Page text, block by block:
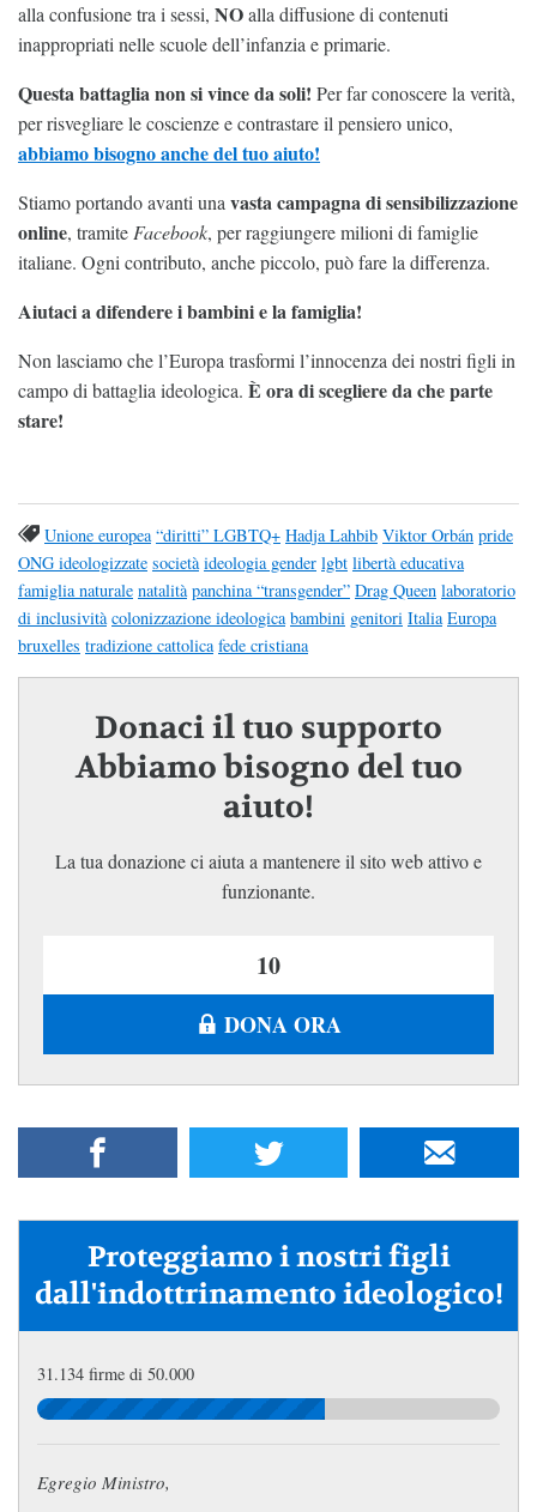
alla confusione tra i sessi, NOalla diffusione di contenuti
inappropriati nelle scuole dell’infanzia e primarie.
Questa battaglia non si vince da soli! Per far conoscere la verità,
per risvegliare le coscienze e contrastare il pensiero unico,
abbiamo bisogno anche del tuo aiuto!
Stiamo portando avanti una vasta campagna di sensibilizzazione
online, tramite Facebook, per raggiungere milioni di famiglie
italiane. Ogni contributo, anche piccolo, può fare la differenza.
Aiutaci a difendere i bambini e la famiglia!
Non lasciamo che l’Europa trasformi l’innocenza dei nostri figli in
campo di battaglia ideologica. È ora di scegliere da che parte
stare!
Unione europea “diritti” LGBTQ+ Hadja Lahbib Viktor Orbán pride
ONG ideologizzate società ideologia gender lgbt libertà educativa
famiglia naturale natalità panchina “transgender” Drag Queen laboratorio
di inclusività colonizzazione ideologica bambini genitori Italia Europa
bruxelles tradizione cattolica fede cristiana
Donaci il tuo supporto
Abbiamo bisogno del tuo
aiuto!
La tua donazione ci aiuta a mantenere il sito web attivo e
funzionante.
DONA ORA
Proteggiamo i nostri figli
dall'indottrinamento ideologico!
31.134 firme di 50.000
Egregio Ministro,